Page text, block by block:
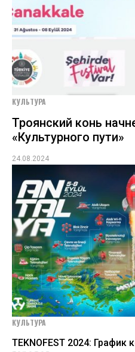
КУЛЬТУРА
Троянский конь
«Культурного пути»
24.08.2024
КУЛЬТУРА
TEKNOFEST 2024: График